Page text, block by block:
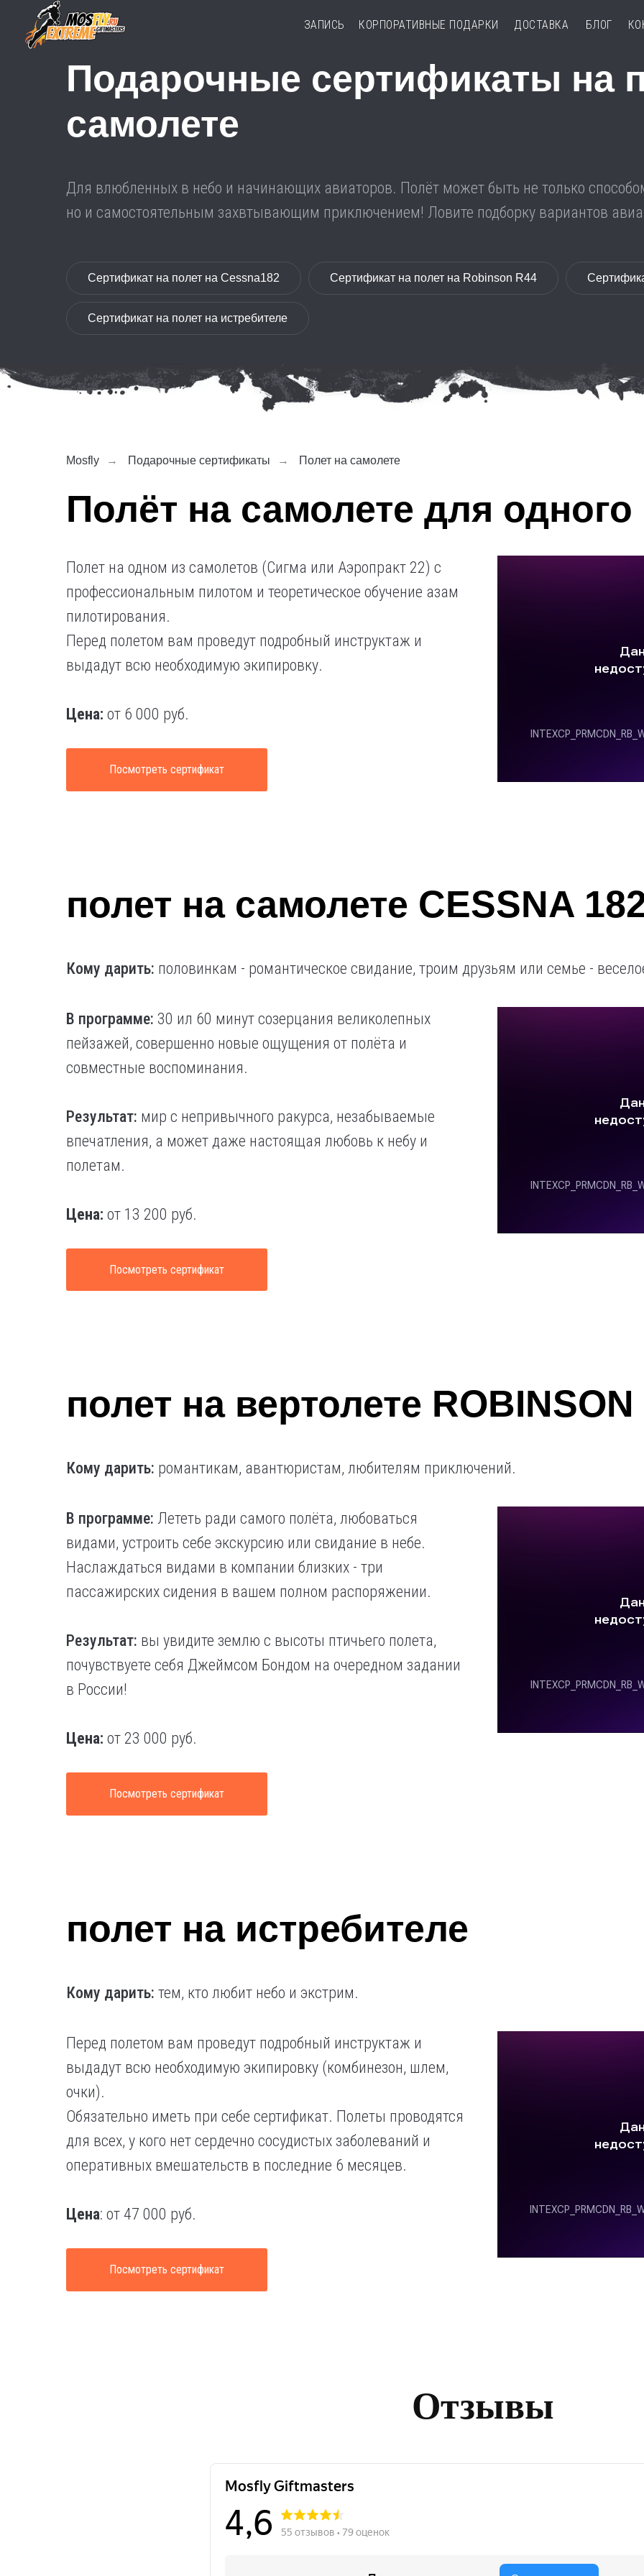
ЗАПИСЬ КОРПОРАТИВНЫЕ ПОДАРКИ ДОСТАВКА БЛОГ
Подарочные сертификаты на
самолете
Для влюбленных в небо и начинающих авиаторов. Полёт может быть не только
но и самостоятельным захвтывающим приключением! Ловите подборку вариантов
Сертификат на полет на Cessna182 Сертификат на полет на Robinson R44
Сертификат на полет на истребителе
Mosfly → Подарочные сертификаты → Полет на самолете
Полёт на самолете для одного
Полет на одном из самолетов (Сигма или Аэропракт 22) с
профессиональным пилотом и теоретическое обучение азам
пилотирования.
Перед полетом вам проведут подробный инструктаж и
выдадут всю необходимую экипировку.
Цена: от 6 000 руб.
Посмотреть сертификат
полет на самолете CESSNA
Кому дарить: половинкам - романтическое свидание, троим друзьям или семье -
В программе: 30 ил 60 минут созерцания великолепных
пейзажей, совершенно новые ощущения от полёта и
совместные воспоминания.
Результат: мир с непривычного ракурса, незабываемые
впечатления, а может даже настоящая любовь к небу и
полетам.
Цена: от 13 200 руб.
Посмотреть сертификат
полет на вертолете ROBINSON
Кому дарить: романтикам, авантюристам, любителям приключений.
В программе: Лететь ради самого полёта, любоваться
видами, устроить себе экскурсию или свидание в небе.
Наслаждаться видами в компании близких - три
пассажирских сидения в вашем полном распоряжении.
Результат: вы увидите землю с высоты птичьего полета,
почувствуете себя Джеймсом Бондом на очередном задании
в России!
Цена: от 23 000 руб.
Посмотреть сертификат
полет на истребителе
Кому дарить: тем, кто любит небо и экстрим.
Перед полетом вам проведут подробный инструктаж и
выдадут всю необходимую экипировку (комбинезон, шлем,
очки).
Обязательно иметь при себе сертификат. Полеты проводятся
для всех, у кого нет сердечно сосудистых заболеваний и
оперативных вмешательств в последние 6 месяцев.
Цена: от 47 000 руб.
Посмотреть сертификат
Отзывы